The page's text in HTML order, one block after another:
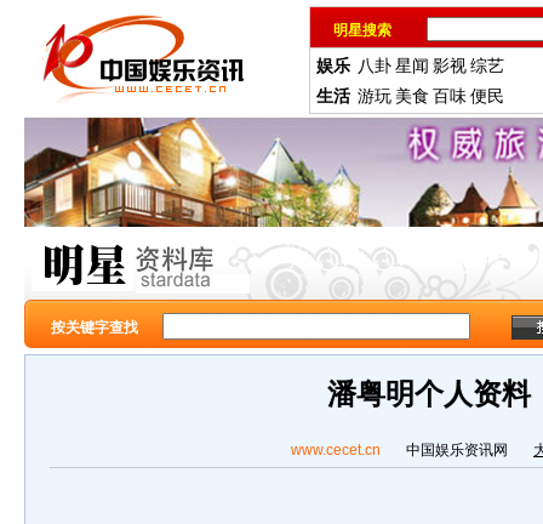
明星搜索
娱乐 八卦星闻 影视综艺
生活 游玩 美食 百味便民
按关键字查找
潘粤明个人资料
www.cecet.cn 中国娱乐资讯网